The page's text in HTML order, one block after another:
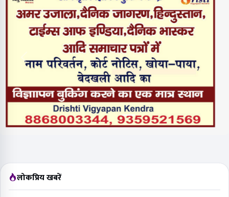
लोकप्रिय खबरें